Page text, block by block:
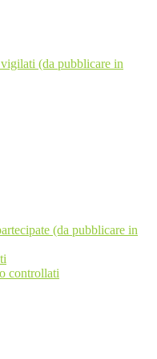
(da pubblicare in
(da pubblicare in
controllati